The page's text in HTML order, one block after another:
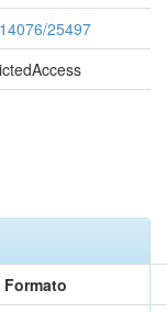
25497
Formato